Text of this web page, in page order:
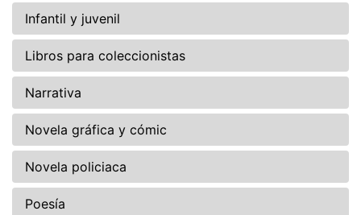
Infantil y juvenil
Libros para coleccionistas
Narrativa
Novela gráfica y cómic
Novela policiaca
Poesía